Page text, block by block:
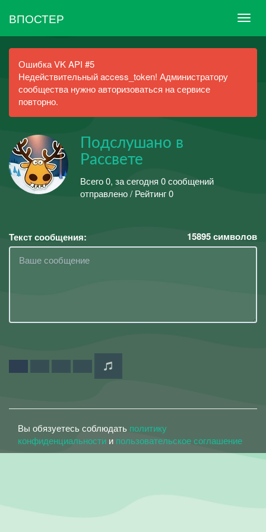
ВПОСТЕР
Ошибка VK API #5
Недействительный access_token! Администратору
сообщества нужно авторизоваться на сервисе
повторно.
Подслушано в
Рассвете
Всего 0, за сегодня 0 сообщений
отправлено / Рейтинг 0
Текст сообщения: 15895символов
Вы обязуетесь соблюдать политику
конфиденциальности и пользовательское соглашение